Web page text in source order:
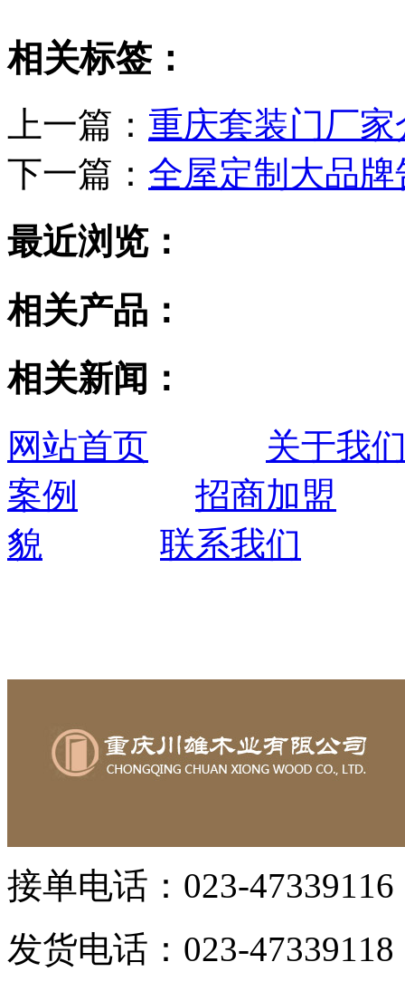
相关标签：
上一篇： 重庆套装门厂
下一篇： 全屋定制大品
最近浏览：
相关产品：
相关新闻：
网站首页
关于我
案例
招商加盟
貌
联系我们
接单电话：023-
发货电话：023-